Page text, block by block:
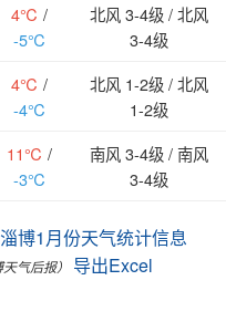
4℃ /
-5℃
北风 3-4级 / 北风
3-4级
4℃ /
-4℃
北风 1-2级 / 北风
1-2级
11℃ /
-3℃
南风 3-4级 / 南风
3-4级
淄博1月份天气统计信息
气后报） 导出Excel